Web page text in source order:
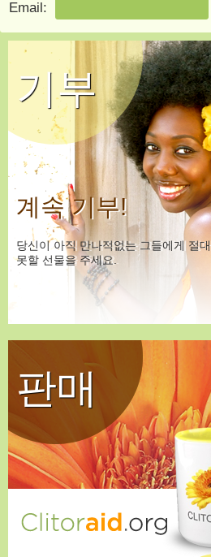
Email:
기부
계속 기부!
당신이 아직 만나적없는 그들에게 절
못할 선물을 주세요.
판매